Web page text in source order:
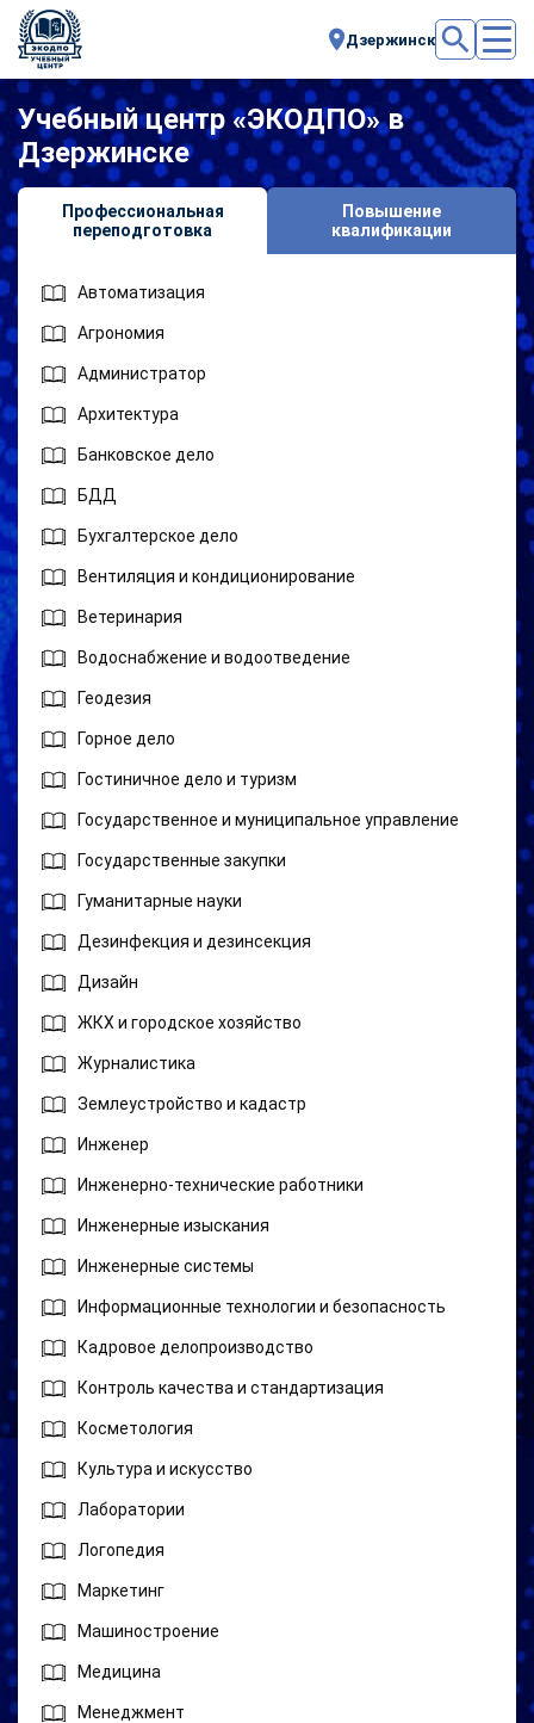
Дзержинск
Учебный центр «ЭКОДПО» в
Дзержинске
Профессиональная
переподготовка
Повышение
квалификации
Автоматизация
Агрономия
Администратор
Архитектура
Банковское дело
БДД
Бухгалтерское дело
Вентиляция и кондиционирование
Ветеринария
Водоснабжение и водоотведение
Геодезия
Горное дело
Гостиничное дело и туризм
Государственное и муниципальное управление
Государственные закупки
Гуманитарные науки
Дезинфекция и дезинсекция
Дизайн
ЖКХ и городское хозяйство
Журналистика
Землеустройство и кадастр
Инженер
Инженерно-технические работники
Инженерные изыскания
Инженерные системы
Информационные технологии и безопасность
Кадровое делопроизводство
Контроль качества и стандартизация
Косметология
Культура и искусство
Лаборатории
Логопедия
Маркетинг
Машиностроение
Медицина
Менеджмент